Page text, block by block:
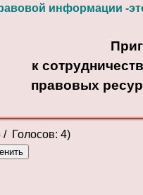
информации -
к
правовых
/ Голосов: 4)